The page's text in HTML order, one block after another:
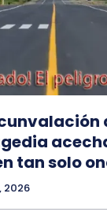
tan solo
2026